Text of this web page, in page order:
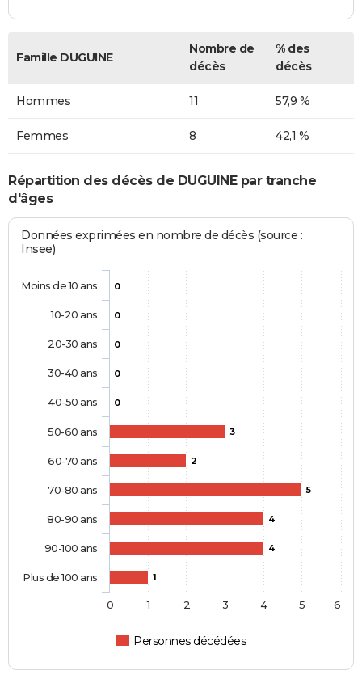
Famille DUGUINE
Nombre de
décès
% des
décès
Hommes 11 57,9 %
Femmes 8 42,1 %
Répartition des décès de DUGUINE par tranche
d'âges
Données exprimées en nombre de décès (source :
Insee)
0
0
0
0
0
3
2
5
4
4
1
Personnes décédées
Moins de 10 ans
10-20 ans
20-30 ans
30-40 ans
40-50 ans
50-60 ans
60-70 ans
70-80 ans
80-90 ans
90-100 ans
Plus de 100 ans
0 1 2 3 4 5 6